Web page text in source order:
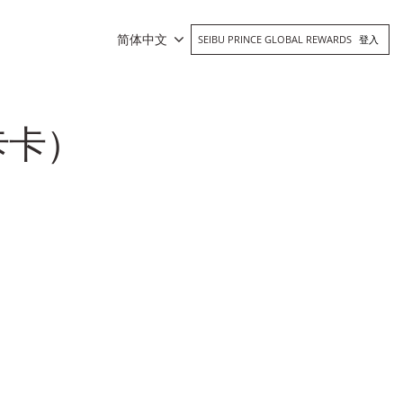
简体中文 SEIBU PRINCE GLOBAL REWARDS 登入
）